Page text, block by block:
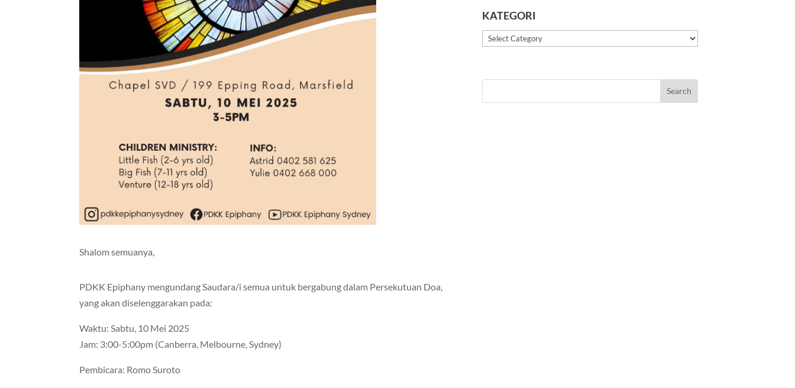
Shalom semuanya,
PDKK Epiphany mengundang Saudara/i semua untuk bergabung dalam Persekutuan Doa,
yang akan diselenggarakan pada:
Waktu: Sabtu, 10 Mei 2025
Jam: 3:00-5:00pm (Canberra, Melbourne, Sydney)
Pembicara: Romo Suroto
KATEGORI
Kategori